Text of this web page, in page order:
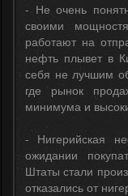
- Не очень
своими
работают на
нефть плывет в
себя не лучшим
где рынок
минимума и
- Нигерийская
ожидании
Штаты стали
отказались от